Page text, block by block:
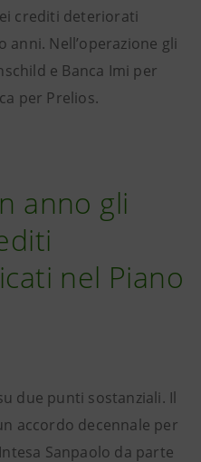
crediti deteriorati
Nell’operazione gli
e Banca Imi per
per Prelios.
anno gli
nel Piano
due punti sostanziali. Il
accordo decennale per
Sanpaolo da parte